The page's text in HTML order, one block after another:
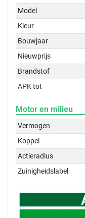
Model
Kleur
Bouwjaar
Nieuwprijs
Brandstof
APK tot
Motor en milieu
Vermogen
Koppel
Actieradius
Zuinigheidslabel